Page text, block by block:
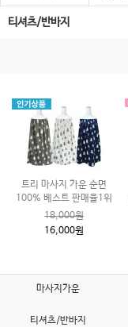
티셔츠/반바지
트리 마사지 가운 순면
100% 베스트 판매율1위
18,000원
16,000원
마사지가운
티셔츠/반바지